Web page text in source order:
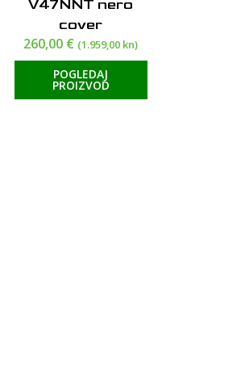
V47NNT nero
cover
260,00 € (1.959,00 kn)
POGLEDAJ
PROIZVOD